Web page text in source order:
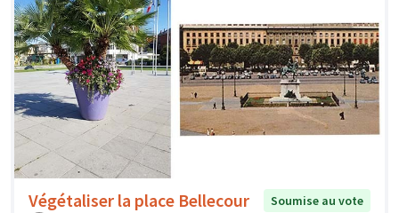
Végétaliser la place Bellecour
Soumise au vote